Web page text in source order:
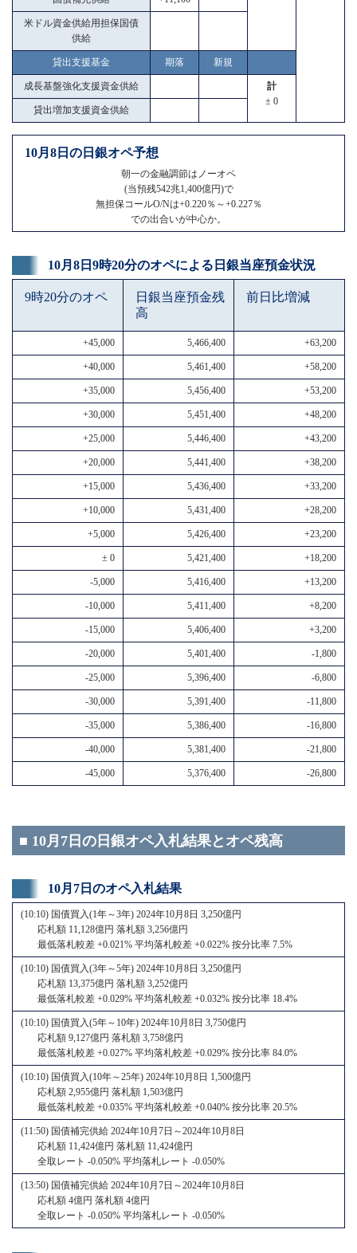
米ドル資金供給用担保国債
供給
貸出支援基金 期落 新規
成長基盤強化支援資金供給
計
± 0
貸出増加支援資金供給
10月8日の日銀オペ予想
朝一の金融調節はノーオペ
(当預残542兆1,400億円)で
無担保コールO/Nは+0.220％～+0.227％
での出合いが中心か。
10月8日9時20分のオペによる日銀当座預金状況
9時20分のオペ
日銀当座預金残
高
前日比増減
+45,000 5,466,400 +63,200
+40,000 5,461,400 +58,200
+35,000 5,456,400 +53,200
+30,000 5,451,400 +48,200
+25,000 5,446,400 +43,200
+20,000 5,441,400 +38,200
+15,000 5,436,400 +33,200
+10,000 5,431,400 +28,200
+5,000 5,426,400 +23,200
± 0 5,421,400 +18,200
-5,000 5,416,400 +13,200
-10,000 5,411,400 +8,200
-15,000 5,406,400 +3,200
-20,000 5,401,400 -1,800
-25,000 5,396,400 -6,800
-30,000 5,391,400 -11,800
-35,000 5,386,400 -16,800
-40,000 5,381,400 -21,800
-45,000 5,376,400 -26,800
■ 10月7日の日銀オペ入札結果とオペ残高
10月7日のオペ入札結果
(10:10) 国債買入(1年～3年) 2024年10月8日 3,250億円
応札額 11,128億円 落札額 3,256億円
最低落札較差 +0.021% 平均落札較差 +0.022% 按分比率 7.5%
(10:10) 国債買入(3年～5年) 2024年10月8日 3,250億円
応札額 13,375億円 落札額 3,252億円
最低落札較差 +0.029% 平均落札較差 +0.032% 按分比率 18.4%
(10:10) 国債買入(5年～10年) 2024年10月8日 3,750億円
応札額 9,127億円 落札額 3,758億円
最低落札較差 +0.027% 平均落札較差 +0.029% 按分比率 84.0%
(10:10) 国債買入(10年～25年) 2024年10月8日 1,500億円
応札額 2,955億円 落札額 1,503億円
最低落札較差 +0.035% 平均落札較差 +0.040% 按分比率 20.5%
(11:50) 国債補完供給 2024年10月7日～2024年10月8日
応札額 11,424億円 落札額 11,424億円
全取レート -0.050% 平均落札レート -0.050%
(13:50) 国債補完供給 2024年10月7日～2024年10月8日
応札額 4億円 落札額 4億円
全取レート -0.050% 平均落札レート -0.050%